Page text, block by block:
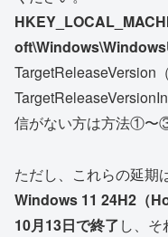
TargetReleaseVersion
信がない方は方法①〜③
ただし、これらの延期
Windows 11 24H2（
10月13日で終了し、